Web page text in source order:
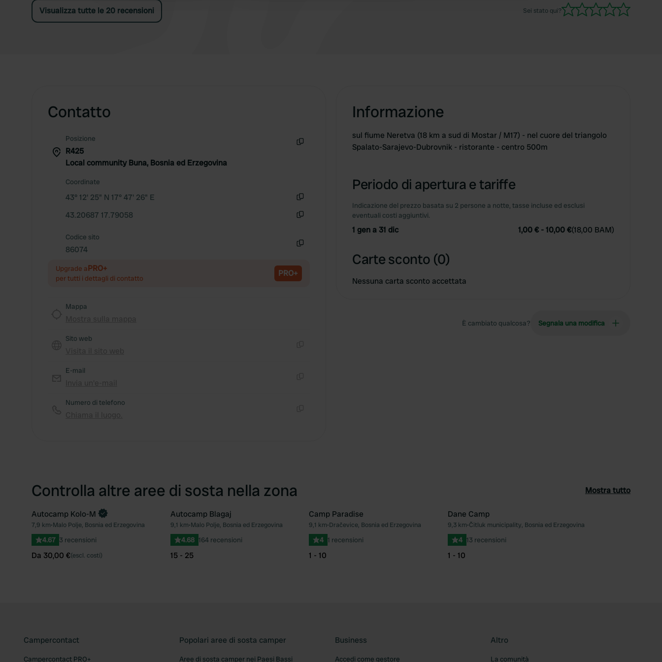
Visualizza tutte le 20 recensioni Sei stato qui?
Contatto
Posizione
R425
Local community Buna, Bosnia ed Erzegovina
Coordinate
43° 12' 25" N 17° 47' 26" E
43.20687 17.79058
Codice sito
86074
Upgrade aPRO+
per tutti i dettagli di contatto PRO+
Mappa
Sito web
E-mail
Numero di telefono
Informazione
sul fiume Neretva (18 km a sud di Mostar / M17) - nel cuore del triangolo
Spalato-Sarajevo-Dubrovnik - ristorante - centro 500m
Periodo di apertura e tariffe
Indicazione del prezzo basata su 2 persone a notte, tasse incluse ed esclusi
eventuali costi aggiuntivi.
1 gen a 31 dic 1,00 € -10,00 €(18,00 BAM)
Carte sconto (0)
Nessuna carta sconto accettata
È cambiato qualcosa? Segnala una modifica
Controlla altre aree di sosta nella zona Mostra tutto
Preferito
Prenota ora
Autocamp Kolo-M
7,9 km•Malo Polje, Bosnia ed Erzegovina
4.67 3 recensioni
Da 30,00 €(escl. costi)
Preferito
Autocamp Blagaj
9,1 km•Malo Polje, Bosnia ed Erzegovina
4.68 164 recensioni
15 - 25
Preferito
Camp Paradise
9,1 km•Dračevice, Bosnia ed Erzegovina
4 1 recensioni
1 - 10
Preferito
Dane Camp
9,3 km•Čitluk municipality, Bosnia ed Erzegovina
4 13 recensioni
1 - 10
Campercontact
Campercontact PRO+
Popolari aree di sosta camper
Aree di sosta camper nei Paesi Bassi
Business
Accedi come gestore
Altro
La comunità